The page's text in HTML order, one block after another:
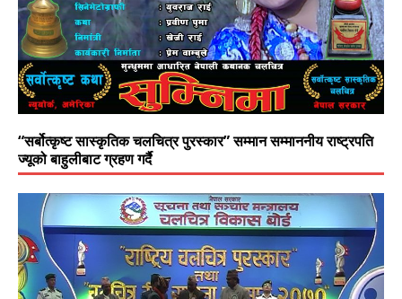
“सर्बोत्कृष्ट सास्कृतिक चलचित्र पुरस्कार” सम्मान सम्माननीय राष्ट्रपति
ज्यूको बाहुलीबाट ग्रहण गर्दै